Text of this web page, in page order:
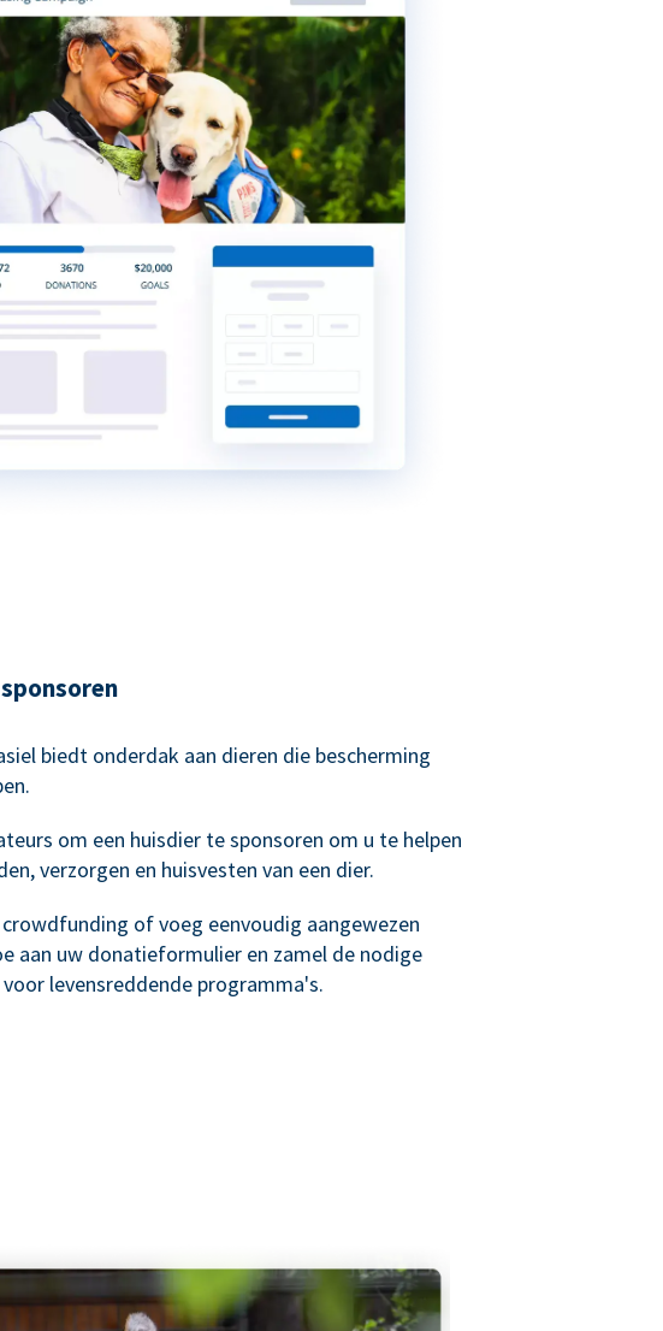
biedt onderdak aan dieren die bescherming
om een huisdier te sponsoren om u te helpen
verzorgen en huisvesten van een dier.
of voeg eenvoudig aangewezen
aan uw donatieformulier en zamel de nodige
levensreddende programma's.